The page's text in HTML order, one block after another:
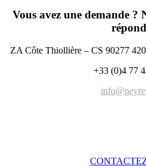
Vous avez une demande ?
ZA Côte Thiollière – CS 90277
+33 (0)4 77